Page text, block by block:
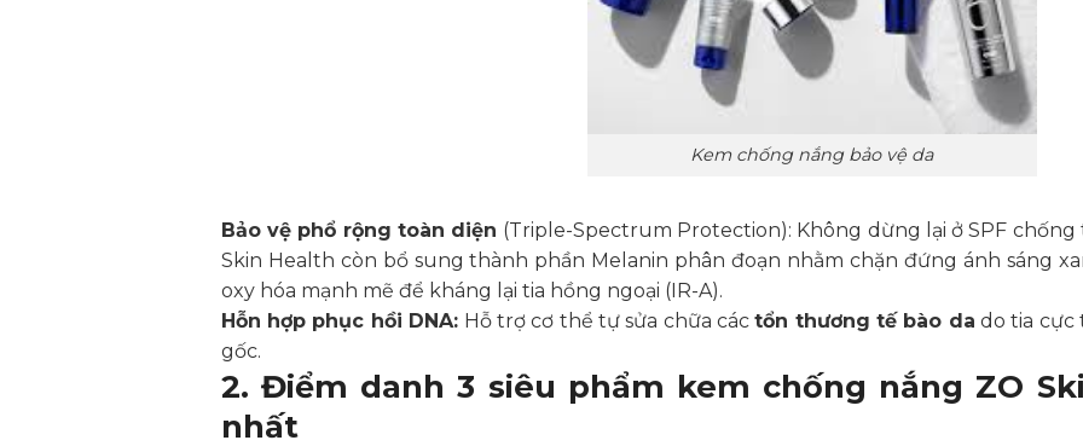
Kem chống nắng bảo vệ da
Bảo vệ phổ rộng toàn diện (Triple-Spectrum Protection): Không dừng lại ở SPF chống
Skin Health còn bổ sung thành phần Melanin phân đoạn nhằm chặn đứng ánh sáng
oxy hóa mạnh mẽ để kháng lại tia hồng ngoại (IR-A).
Hỗn hợp phục hồi DNA: Hỗ trợ cơ thể tự sửa chữa cáctổn thương tế bào da do tia cực
gốc.
2. Điểm danh 3 siêu phẩm kem chống nắng ZO
nhất